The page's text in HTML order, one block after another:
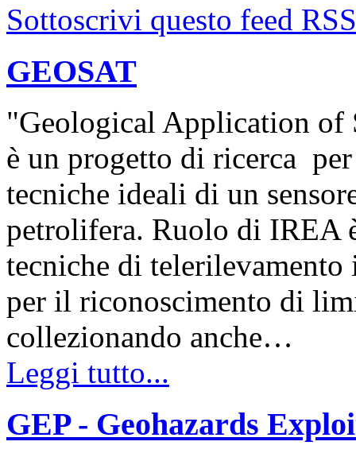
Sottoscrivi questo feed RSS
GEOSAT
"Geological Application of
è un progetto di ricerca
tecniche ideali di un
petrolifera. Ruolo di IREA
tecniche di telerilevamento
per il riconoscimento di
collezionando anche…
Leggi tutto...
GEP - Geohazards